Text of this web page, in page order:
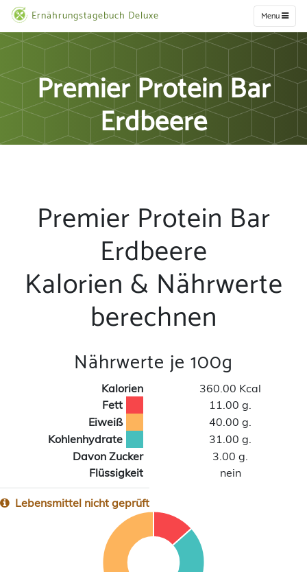
Ernährungstagebuch Deluxe Menu
Premier Protein Bar
Erdbeere
Premier Protein Bar
Erdbeere
Kalorien & Nährwerte
berechnen
Nährwerte je 100g
Kalorien
360.00 Kcal
Fett
11.00 g.
Eiweiß
40.00 g.
Kohlenhydrate
31.00 g.
Davon Zucker
3.00 g.
Flüssigkeit
nein
Lebensmittel nicht geprüft